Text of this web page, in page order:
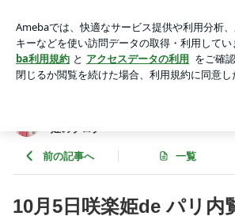
のシルク下着】天女の絹ショーツ咲楽姫
アプリをダウンロードして ブログの更新通知
ょう。
姫のブログ
前の記事へ 一覧
10月5日咲楽姫de パリ内